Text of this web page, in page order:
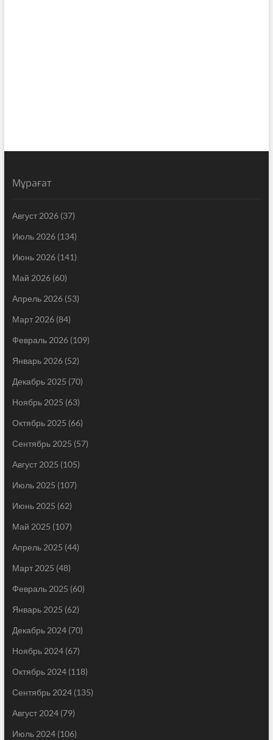
Мұрағат
Август 2026(37)
Июль 2026(134)
Июнь 2026(141)
Май 2026(60)
Апрель 2026(53)
Март 2026(84)
Февраль 2026(109)
Январь 2026(52)
Декабрь 2025 (70)
Ноябрь 2025 (63)
Октябрь 2025 (66)
Сентябрь 2025 (57)
Август 2025 (105)
Июль 2025 (107)
Июнь 2025 (62)
Май 2025 (107)
Апрель 2025 (44)
Март 2025 (48)
Февраль 2025 (60)
Январь 2025 (62)
Декабрь 2024(70)
Ноябрь 2024(67)
Октябрь 2024(118)
Сентябрь 2024(135)
Август 2024(79)
Июль 2024(106)